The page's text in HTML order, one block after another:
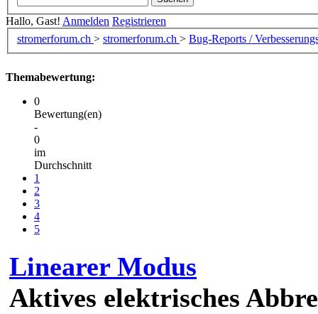
Hallo, Gast! Anmelden Registrieren
stromerforum.ch > stromerforum.ch > Bug-Reports /
Themabewertung:
0
Bewertung(en)
-
0
im
Durchschnitt
1
2
3
4
5
Linearer Modus
Aktives elektrisches